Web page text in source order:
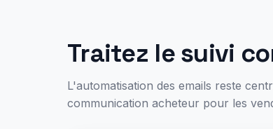
Traitez le suivi
L'automatisation des emails reste
communication acheteur pour les